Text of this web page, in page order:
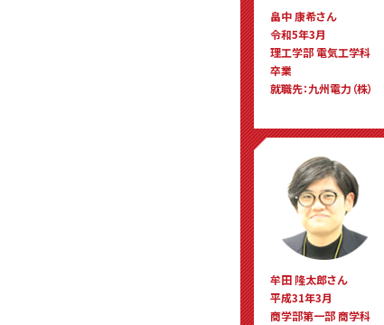
畠中 康希さん
令和5年3月
理工学部 電気工学科
卒業
就職先：九州電力（株）
牟田 隆太郎さん
平成31年3月
商学部第一部 商学科